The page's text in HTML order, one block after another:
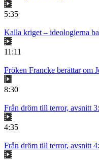
5:35
Kalla kriget – ideologierna
11:11
Fröken Francke berättar om
8:30
Från dröm till terror, avsnitt
4:35
Från dröm till terror, avsnitt